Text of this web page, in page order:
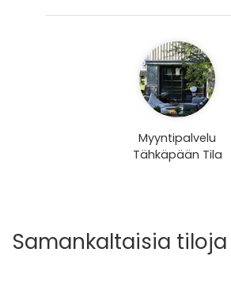
Myyntipalvelu
Tähkäpään Tila
Samankaltaisia tiloja